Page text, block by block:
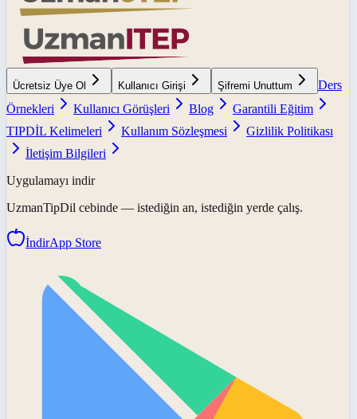
Ücretsiz Üye Ol Kullanıcı Girişi Şifremi Unuttum
Ders
Örnekleri
Kullanıcı Görüşleri Blog
Garantili Eğitim
TIPDİL Kelimeleri
Kullanım Sözleşmesi
Gizlilik Politikası
İletişim Bilgileri
Uygulamayı indir
UzmanTipDil cebinde — istediğin an, istediğin yerde çalış.
İndirApp Store